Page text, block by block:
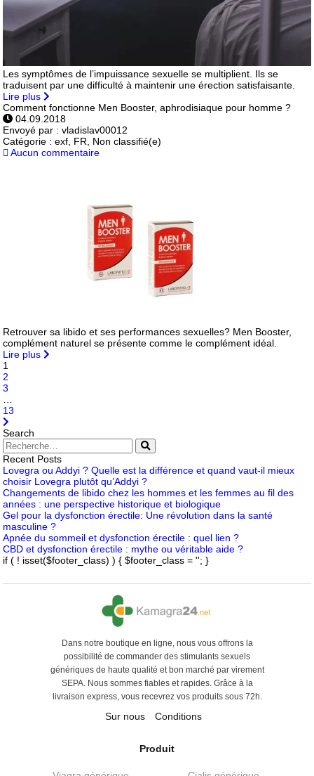
Les symptômes de l’impuissance sexuelle se multiplient. Ils se
traduisent par une difficulté à maintenir une érection satisfaisante.
Lire plus
Comment fonctionne Men Booster, aphrodisiaque pour homme ?
04.09.2018
Envoyé par :vladislav00012
Catégorie :exf, FR, Non classifié(e)
Aucun commentaire
Retrouver sa libido et ses performances sexuelles? Men Booster,
complément naturel se présente comme le complément idéal.
Lire plus
1
2
3
…
13
Search
Recent Posts
Lovegra ou Addyi ? Quelle est la différence et quand vaut-il mieux
choisir Lovegra plutôt qu’Addyi ?
Changements de libido chez les hommes et les femmes au fil des
années : une perspective historique et biologique
Gel pour la dysfonction érectile: Une révolution dans la santé
masculine ?
Apnée du sommeil et dysfonction érectile : quel lien ?
CBD et dysfonction érectile : mythe ou véritable aide ?
if ( ! isset($footer_class) ) { $footer_class = ''; }
Dans notre boutique en ligne, nous vous offrons la
possibilité de commander des stimulants sexuels
génériques de haute qualité et bon marché par virement
SEPA. Nous sommes fiables et rapides. Grâce à la
livraison express, vous recevrez vos produits sous 72h.
Sur nous Conditions
Produit